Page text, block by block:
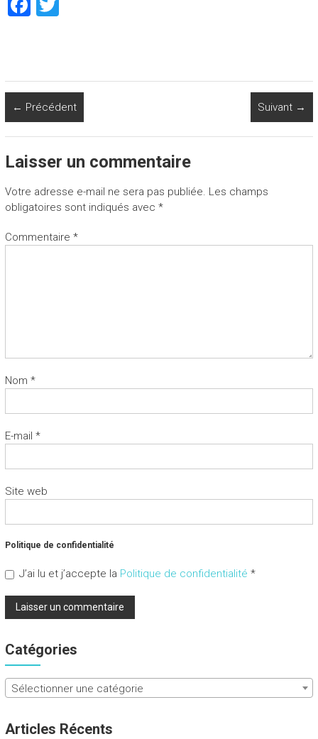
o
ok
← Précédent Suivant →
Laisser un commentaire
Votre adresse e-mail ne sera pas publiée. Les champs
obligatoires sont indiqués avec *
Commentaire *
Nom *
E-mail *
Site web
Politique de confidentialité
J’ai lu et j’accepte la Politique de confidentialité *
Catégories
Sélectionner une catégorie
Articles Récents